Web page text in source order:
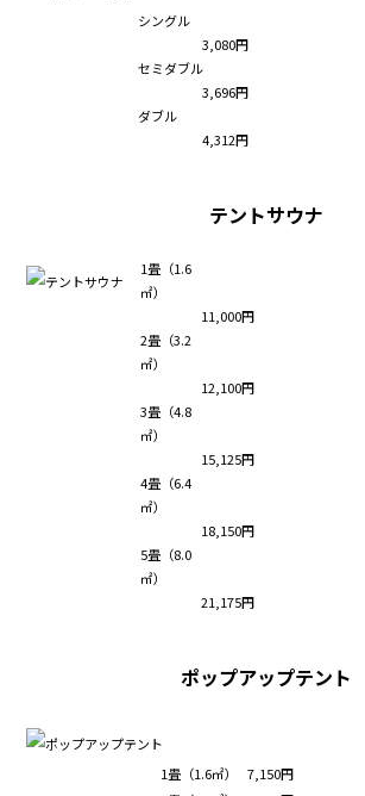
シングル
3,080円
セミダブル
3,696円
ダブル
4,312円
テントサウナ
1畳（1.6
㎡）
11,000円
2畳（3.2
㎡）
12,100円
3畳（4.8
㎡）
15,125円
4畳（6.4
㎡）
18,150円
5畳（8.0
㎡）
21,175円
ポップアップテント
1畳（1.6㎡）
7,150円